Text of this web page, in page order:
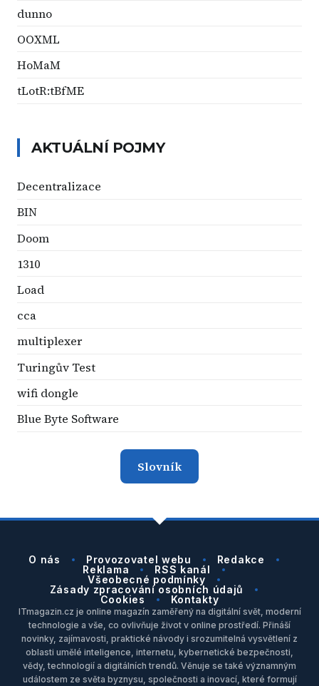
dunno
OOXML
HoMaM
tLotR:tBfME
AKTUÁLNÍ POJMY
Decentralizace
BIN
Doom
1310
Load
cca
multiplexer
Turingův Test
wifi dongle
Blue Byte Software
Slovník
O nás Provozovatel webu
Redakce
Reklama
RSS kanál
Všeobecné podmínky
Zásady zpracování osobních údajů
Cookies
Kontakty
ITmagazin.cz je online magazín zaměřený na digitální svět, moderní
technologie a vše, co ovlivňuje život v online prostředí. Přináší
novinky, zajímavosti, praktické návody i srozumitelná vysvětlení z
oblasti umělé inteligence, internetu, kybernetické bezpečnosti,
vědy, technologií a digitálních trendů. Věnuje se také významným
událostem ze světa byznysu, společnosti a inovací, které formují